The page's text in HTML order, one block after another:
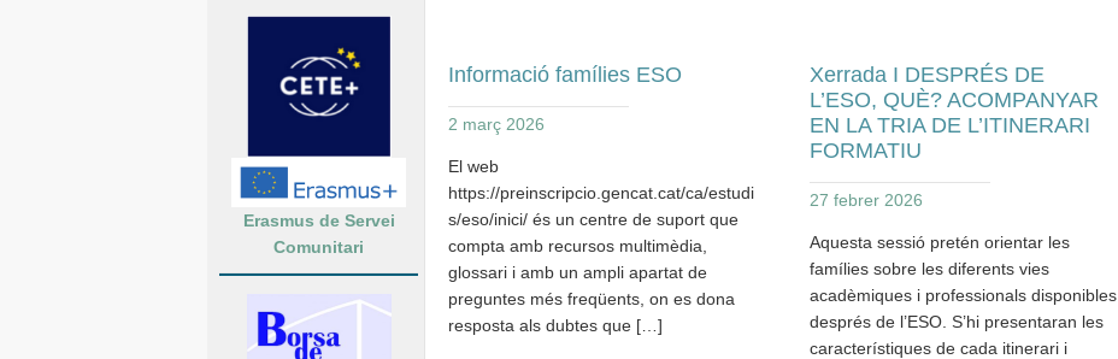
Erasmus de Servei
Comunitari
Informació famílies ESO
2 març 2026
​​​El web
https://preinscripcio.gencat.cat/ca/estudi
s/eso/inici/ és un centre de suport que
compta amb recursos multimèdia,
glossari i amb un ampli apartat de
preguntes més freqüents, on es dona
resposta als dubtes que […]
Xerrada I DESPRÉS DE
L’ESO, QUÈ? ACOMPANYAR
EN LA TRIA DE L’ITINERARI
FORMATIU
27 febrer 2026
Aquesta sessió pretén orientar les
famílies sobre les diferents vies
acadèmiques i professionals disponibles
després de l’ESO. S’hi presentaran les
característiques de cada itinerari i